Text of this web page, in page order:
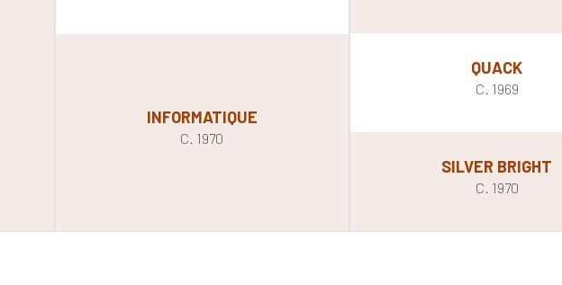
INFORMATIQUE
C. 1970
QUACK
C. 1969
SILVER BRIGHT
C. 1970